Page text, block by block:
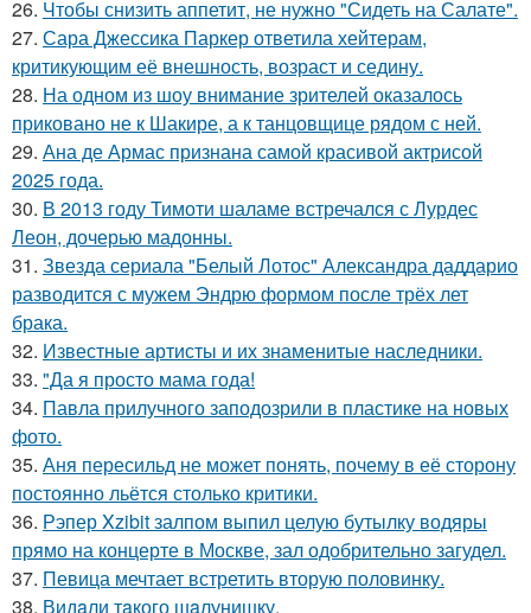
26. Чтобы снизить аппетит, не нужно "Сидеть на Салате".
27. Сара Джессика Паркер ответила хейтерам,
критикующим её внешность, возраст и седину.
28. На одном из шоу внимание зрителей оказалось
приковано не к Шакире, а к танцовщице рядом с ней.
29. Ана де Армас признана самой красивой актрисой
2025 года.
30. В 2013 году Тимоти шаламе встречался с Лурдес
Леон, дочерью мадонны.
31. Звезда сериала "Белый Лотос" Александра даддарио
разводится с мужем Эндрю формом после трёх лет
брака.
32. Известные артисты и их знаменитые наследники.
33. "Да я просто мама года!
34. Павла прилучного заподозрили в пластике на новых
фото.
35. Аня пересильд не может понять, почему в её сторону
постоянно льётся столько критики.
36. Рэпер Xzibit залпом выпил целую бутылку водяры
прямо на концерте в Москве, зал одобрительно загудел.
37. Певица мечтает встретить вторую половинку.
38. Видaли тaкого шaлунишку.